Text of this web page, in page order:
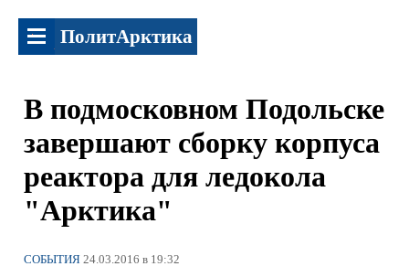
ПолитАрктика
В подмосковном Подольске
завершают сборку корпуса
реактора для ледокола
"Арктика"
СОБЫТИЯ 24.03.2016 в 19:32